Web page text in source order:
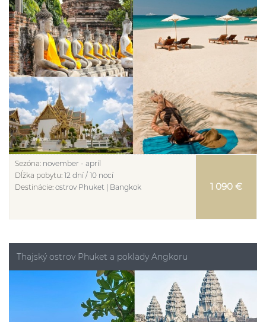
Sezóna: november - apríl
Dĺžka pobytu: 12 dní / 10 nocí
Destinácie: ostrov Phuket | Bangkok 1 090 €
Thajský ostrov Phuket a poklady Angkoru